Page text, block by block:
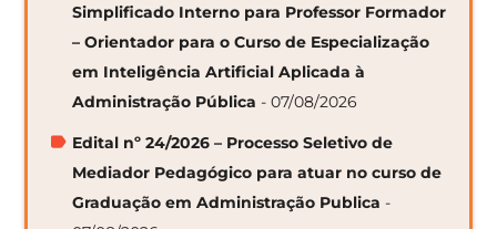
Simplificado Interno para Professor Formador
– Orientador para o Curso de Especialização
em Inteligência Artificial Aplicada à
Administração Pública - 07/08/2026
Edital nº 24/2026 – Processo Seletivo de
Mediador Pedagógico para atuar no curso de
Graduação em Administração Publica -